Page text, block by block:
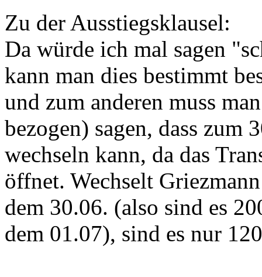
Zu der Ausstiegsklausel:
Da würde ich mal sagen
kann man dies bestimmt
und zum anderen muss
bezogen) sagen, dass zum
wechseln kann, da das
öffnet. Wechselt
dem 30.06. (also sind es
dem 01.07), sind es nur